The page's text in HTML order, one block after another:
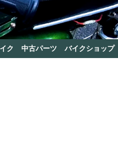
ク 中古パーツ バイクショップ